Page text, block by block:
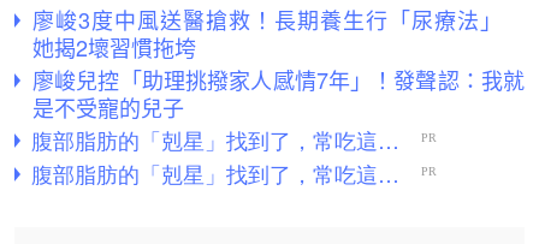
廖峻3度中風送醫搶救！長期養生行「尿療法」
她揭2壞習慣拖垮
廖峻兒控「助理挑撥家人感情7年」！發聲認：我就
是不受寵的兒子